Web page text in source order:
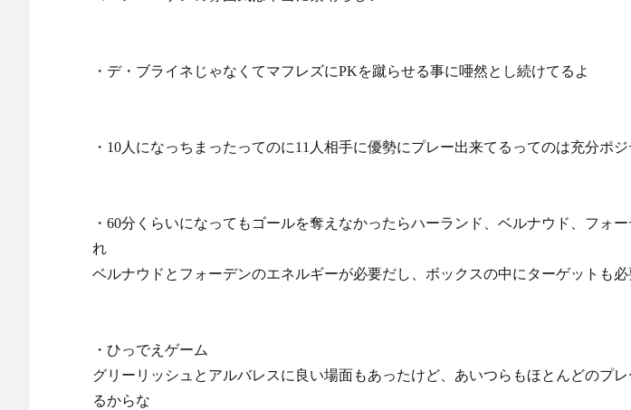
・デ・ブライネじゃなくてマフレズにPKを蹴らせる事に唖然とし続けてるよ
・10人になっちまったってのに11人相手に優勢にプレー出来てるってのは充分ポ
・60分くらいになってもゴールを奪えなかったらハーランド、ベルナウド、フォー
れ
ベルナウドとフォーデンのエネルギーが必要だし、ボックスの中にターゲットも
・ひっでえゲーム
グリーリッシュとアルバレスに良い場面もあったけど、あいつらもほとんどのプ
るからな